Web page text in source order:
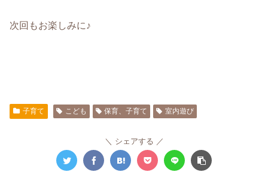
次回もお楽しみに♪
子育て こども 保育、子育て 室内遊び
シェアする